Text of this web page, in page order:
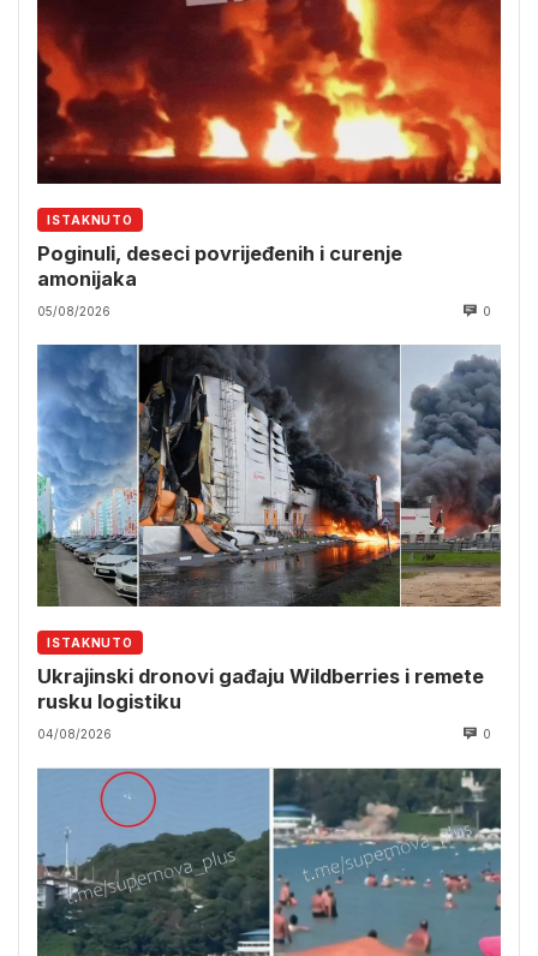
ISTAKNUTO
Poginuli, deseci povrijeđenih i curenje
amonijaka
05/08/2026 0
ISTAKNUTO
Ukrajinski dronovi gađaju Wildberries i remete
rusku logistiku
04/08/2026 0